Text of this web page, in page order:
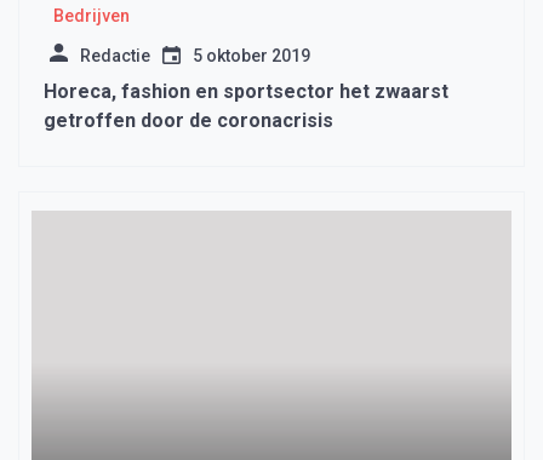
Bedrijven
Redactie 5 oktober 2019
Horeca, fashion en sportsector het zwaarst
getroffen door de coronacrisis